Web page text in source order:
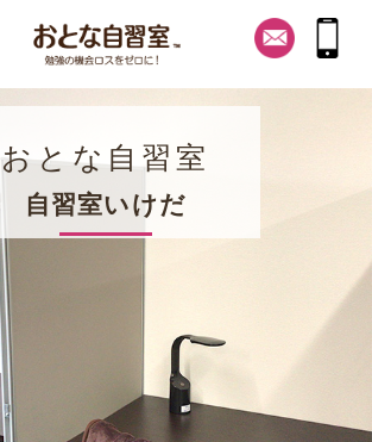
おとな自習室
自習室いけだ